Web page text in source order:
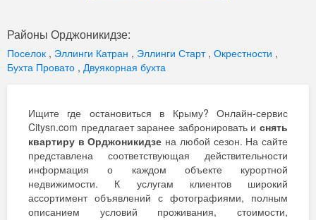
Районы Орджоникидзе:
Поселок , Эллинги Катран , Эллинги Старт , Окрестности ,
Бухта Провато , Двуякорная бухта
Ищите где остановиться в Крыму? Онлайн-сервис
Citysn.com предлагает заранее забронировать и снять
квартиру в Орджоникидзе на любой сезон. На сайте
представлена соответствующая действительности
информация о каждом объекте курортной
недвижимости. К услугам клиентов широкий
ассортимент объявлений с фотографиями, полным
описанием условий проживания, стоимости,